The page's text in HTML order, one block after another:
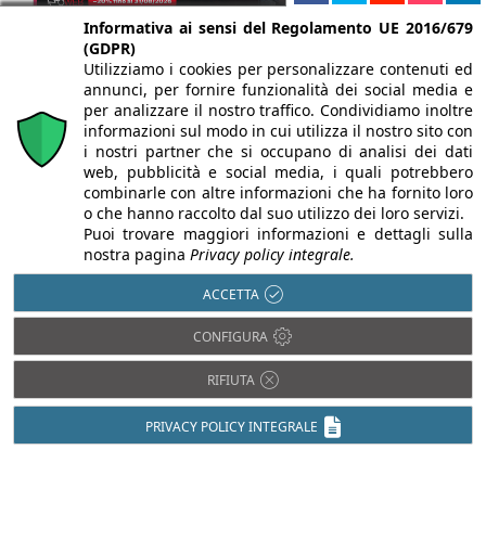
Chi siamo Autori Per la tua pubblicità
Iscriviti alla
newsletter
Informativa ai sensi del Regolamento UE 2016/679
(GDPR)
Utilizziamo i cookies per personalizzare contenuti ed
annunci, per fornire funzionalità dei social media e
per analizzare il nostro traffico. Condividiamo inoltre
informazioni sul modo in cui utilizza il nostro sito con
i nostri partner che si occupano di analisi dei dati
web, pubblicità e social media, i quali potrebbero
combinarle con altre informazioni che ha fornito loro
o che hanno raccolto dal suo utilizzo dei loro servizi.
Puoi trovare maggiori informazioni e dettagli sulla
nostra pagina Privacy policy integrale.
ACCETTA
CONFIGURA
RIFIUTA
PRIVACY POLICY INTEGRALE